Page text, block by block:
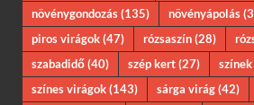
növénygondozás(135) növényápolás
piros virágok(47) rózsaszín(28)
szabadidő(40) szép kert(27) színek
színes virágok(143) sárga virág(42)